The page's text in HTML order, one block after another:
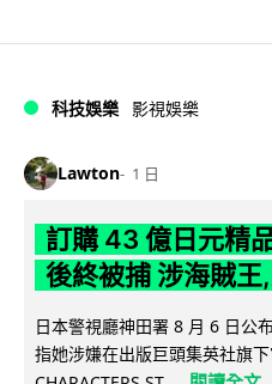
科技娛樂 影視娛樂
Lawton 1 日
訂購 43 億日元精
後終被捕 涉海賊
日本警視廳神田署 8 月 6 日公
指她涉嫌在出版巨頭集英社旗